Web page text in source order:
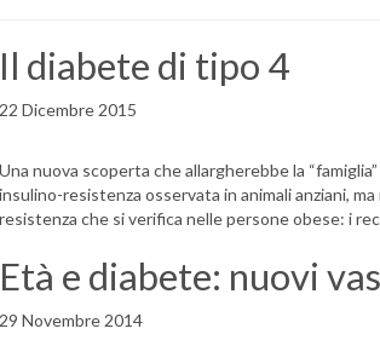
Il diabete di tipo 4
22 Dicembre 2015
Una nuova scoperta che allargherebbe la
insulino-resistenza osservata in animali anziani,
resistenza che si verifica nelle persone obese: i
Età e diabete: nuovi
29 Novembre 2014